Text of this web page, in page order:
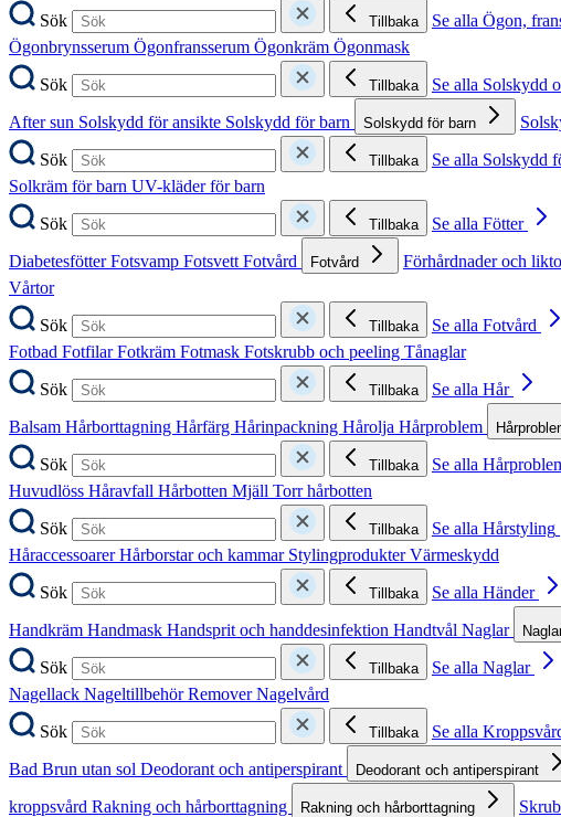
Sök
Tillbaka
Se alla Ögon,
Ögonbrynsserum Ögonfransserum Ögonkräm Ögonmask
Sök
Tillbaka
Se alla Solskydd
After sun Solskydd för ansikte Solskydd för barn Solskydd för barn
Sök
Tillbaka
Se alla Solskydd
Solkräm för barn UV-kläder för barn
Sök
Tillbaka
Se alla Fötter
DiabetesfötterFotsvamp Fotsvett Fotvård Fotvård Förhårdnader och
Vårtor
Sök
Tillbaka
Se alla Fotvård
Fotbad FotfilarFotkräm Fotmask Fotskrubb och peeling Tånaglar
Sök
Tillbaka
Se alla Hår
Balsam Hårborttagning Hårfärg Hårinpackning Hårolja Hårproblem
Sök
Tillbaka
Se alla
Huvudlöss Håravfall Hårbotten Mjäll Torr hårbotten
Sök
Tillbaka
Se alla Hårstyling
HåraccessoarerHårborstar och kammar StylingprodukterVärmeskydd
Sök
Tillbaka
Se alla Händer
Handkräm Handmask Handsprit och handdesinfektion Handtvål Naglar
Sök
Tillbaka
Se alla Naglar
Nagellack NageltillbehörRemoverNagelvård
Sök
Tillbaka
Se alla
Bad Brun utan sol Deodorant och antiperspirant Deodorant och antiperspirant
kroppsvård Rakning och hårborttagning Rakning och hårborttagning